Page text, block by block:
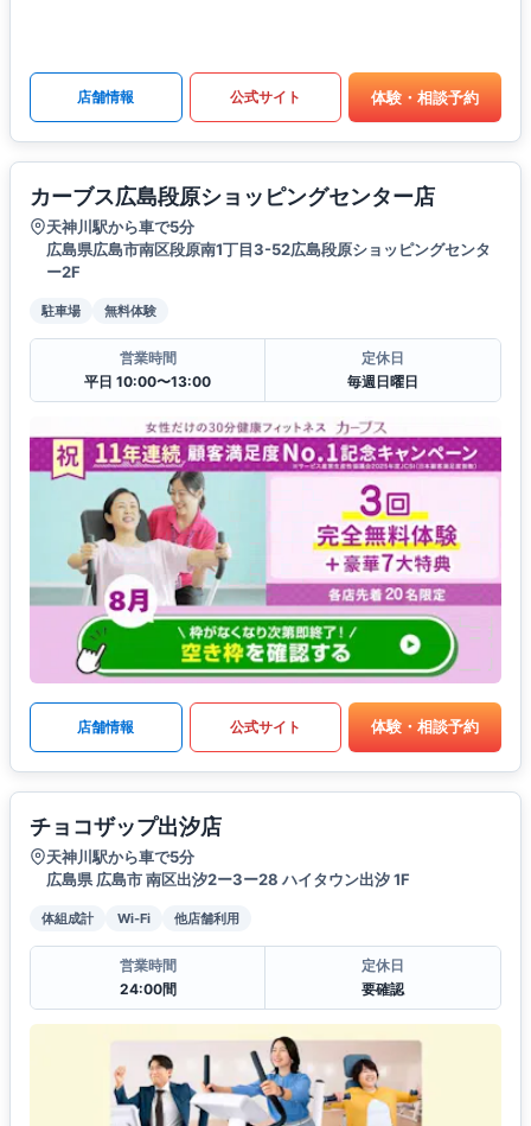
店舗情報 公式サイト 体験・相談予約
カーブス広島段原ショッピングセンター店
天神川駅から車で5分
広島県広島市南区段原南1丁目3-52広島段原ショッピングセンタ
ー2F
駐車場 無料体験
営業時間
平日 10:00〜13:00
定休日
毎週日曜日
店舗情報 公式サイト 体験・相談予約
チョコザップ出汐店
天神川駅から車で5分
広島県 広島市 南区出汐2ー3ー28 ハイタウン出汐 1F
体組成計 Wi-Fi 他店舗利用
営業時間
24:00間
定休日
要確認